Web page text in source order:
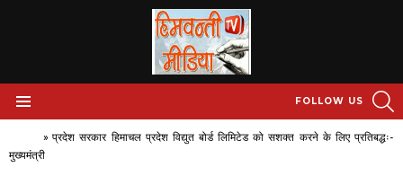
FOLLOW US
»प्रदेश सरकार हिमाचल प्रदेश विद्युत बोर्ड लिमिटेड को सशक्त करने के लिए प्रतिबद्धः-
मुख्यमंत्री